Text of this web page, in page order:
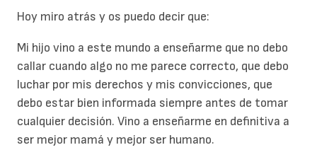
Hoy miro atrás y os puedo decir que:
Mi hijo vino a este mundo a enseñarme que no debo
callar cuando algo no me parece correcto, que debo
luchar por mis derechos y mis convicciones, que
debo estar bien informada siempre antes de tomar
cualquier decisión. Vino a enseñarme en definitiva a
ser mejor mamá y mejor ser humano.